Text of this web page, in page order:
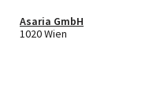
Asaria GmbH
1020 Wien